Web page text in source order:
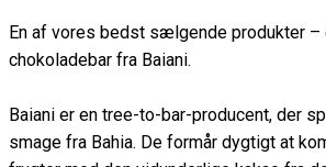
En af vores bedst sælgende produkter –
chokoladebar fra Baiani.
Baiani er en tree-to-bar-producent, der
smage fra Bahia. De formår dygtigt at